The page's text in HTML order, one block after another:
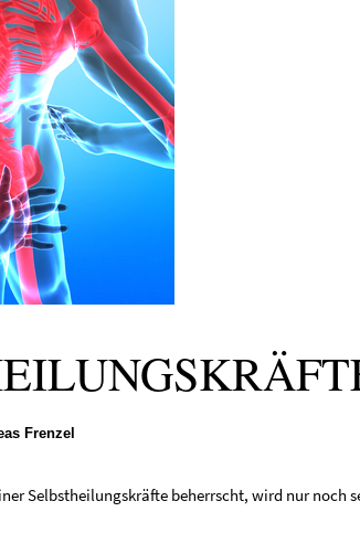
Frenzel
Selbstheilungskräfte beherrscht, wird nur noch